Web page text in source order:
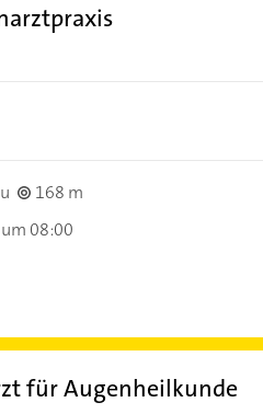
168 m
08:00
für Augenheilkunde